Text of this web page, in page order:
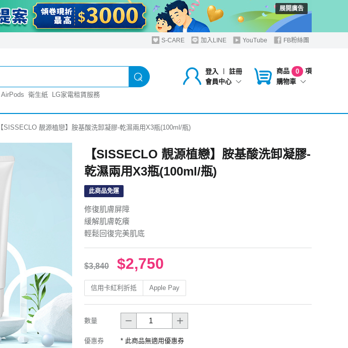
展開廣告
S-CARE 加入LINE YouTube FB粉絲團
登入 ︱
註冊
會員中心
商品 0
項
購物車
AirPods 衛生紙 LG家電租賃服務
【SISSECLO 靚源植戀】胺基酸洗卸凝膠-乾濕兩用X3瓶(100ml/瓶)
【SISSECLO 靚源植戀】胺基酸洗卸凝膠-
乾濕兩用X3瓶(100ml/瓶)
此商品免運
修復肌膚屏障
緩解肌膚乾癢
輕鬆回復完美肌底
$3,840 $2,750
信用卡紅利折抵 Apple Pay
數量
優惠券 * 此商品無適用優惠券